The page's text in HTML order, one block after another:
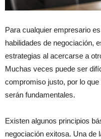
Para cualquier empresario
habilidades de negociación,
estrategias al acercarse a
Muchas veces puede ser
compromiso justo, por lo que
serán fundamentales.
Existen algunos principios
negociación exitosa. Una de